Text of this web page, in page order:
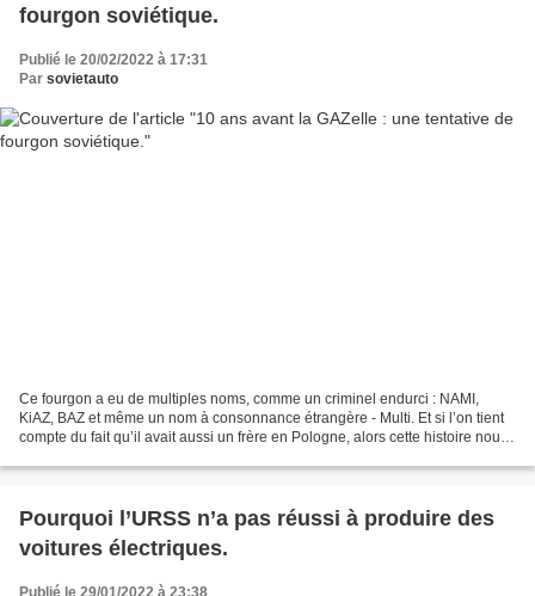
fourgon soviétique.
Publié le 20/02/2022 à 17:31
Par sovietauto
Ce fourgon a eu de multiples noms, comme un criminel endurci : NAMI,
KiAZ, BAZ et même un nom à consonnance étrangère - Multi. Et si l’on tient
compte du fait qu’il avait aussi un frère en Pologne, alors cette histoire nous
Pourquoi l’URSS n’a pas réussi à produire des
voitures électriques.
Publié le 29/01/2022 à 23:38